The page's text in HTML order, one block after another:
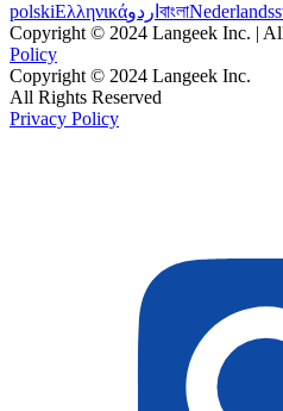
polskiΕλληνικάاردو বাংলাNederlands
Copyright © 2024 Langeek Inc. |
Policy
Copyright © 2024 Langeek Inc.
All Rights Reserved
Privacy Policy